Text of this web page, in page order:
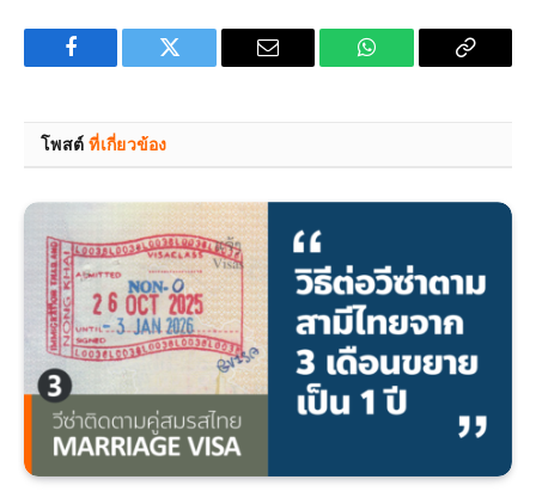
Facebook Twitter Email WhatsApp Copy
โพสต์ที่เกี่ยวข้อง